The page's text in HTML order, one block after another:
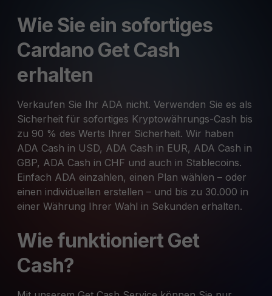
Wie Sie ein sofortiges
Cardano Get Cash
erhalten
Verkaufen Sie Ihr ADA nicht. Verwenden Sie es als
Sicherheit für sofortiges Kryptowährungs-Cash bis
zu 90 % des Werts Ihrer Sicherheit. Wir haben
ADA Cash in USD, ADA Cash in EUR, ADA Cash in
GBP, ADA Cash in CHF und auch in Stablecoins.
Einfach ADA einzahlen, einen Plan wählen – oder
einen individuellen erstellen – und bis zu 30.000 in
einer Währung Ihrer Wahl in Sekunden erhalten.
Wie funktioniert Get
Cash?